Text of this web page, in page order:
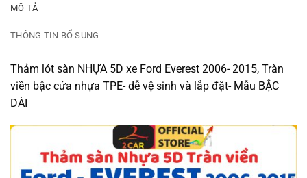
MÔ TẢ
THÔNG TIN BỔ SUNG
Thảm lót sàn NHỰA 5D xe Ford Everest 2006- 2015, Tràn
viền bậc cửa nhựa TPE- dễ vệ sinh và lắp đặt- Mẫu BẬC
DÀI